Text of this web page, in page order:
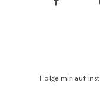
Folge mir auf